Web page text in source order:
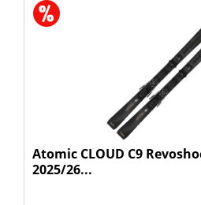
Atomic CLOUD C9
2025/26...